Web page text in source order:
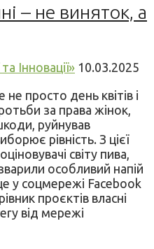
– не виняток, а
Інновації» 10.03.2025
просто день квітів і
за права жінок,
руйнував
рівність. З цієї
світу пива,
особливий напій
у соцмережі Facebook
проєктів власні
від мережі